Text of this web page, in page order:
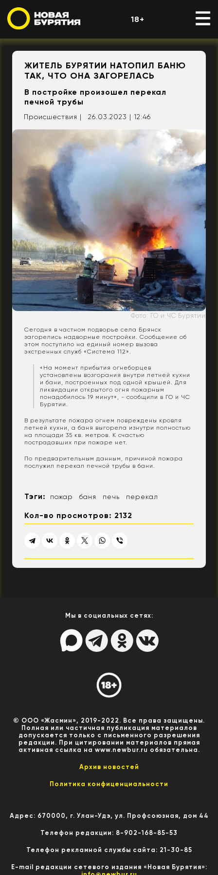
18+
ЖИТЕЛЬ БУРЯТИИ НАТОПИЛ БАНЮ
ТАК, ЧТО ОНА ЗАГОРЕЛАСЬ
В постройке произошел перекал
печной трубы
Происшествия | 26.03.2023 | 12:46
Фото: ГО и ЧС Бурятии
Сегодня в частном подворье села Брянск
загорелись надворные постройки. Сообщение об
этом поступило на единый номер вызова
экстренных служб «Система 112».
«На момент прибытия огнеборцев
установлены возгорания внутри летней кухни
и бани, построенных под одной крышей. Для
ликвидации открытого огня пожарным
понадобилось 19 минут», - сообщили в ГО и ЧС
Бурятии.
В результате пожара огнем повреждены кровля
летней кухни, а баня выгорела изнутри полностью
на площади 35 кв. метров. К счастью
пострадавших при пожаре нет.
По предварительным данным, причиной пожара
послужил перекал печной трубы в бани.
Тэги: пожар баня печь перекал
Кол-во просмотров: 2132
Мы в социальных сетях:
© ООО «Жасмин», 2019-2022. Все права защищены.
Полная или частичная публикация материалов
допускается только с письменного разрешения
редакции. При цитировании материалов прямая
активная ссылка на www.newbur.ru обязательна.
Архив новостей
Политика конфиценциальности
Адрес: 670000, г. Улан-Удэ, ул. Профсоюзная, дом 44
Телефон редакции: 8-902-168-85-53
Телефон рекламной службы сайта: 21-30-85
E-mail редакции сетевого издания «Новая Бурятия»: